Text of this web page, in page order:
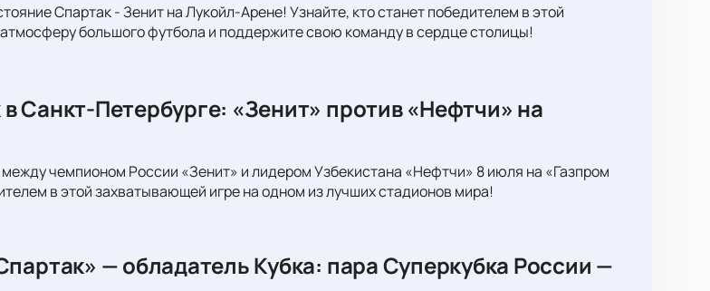
Спартак - Зенит на Лукойл-Арене! Узнайте, кто станет победителем в этой
большого футбола и поддержите свою команду в сердце столицы!
Санкт-Петербурге: «Зенит» против «Нефтчи» на
чемпионом России «Зенит» и лидером Узбекистана «Нефтчи» 8 июля на «Газпром
в этой захватывающей игре на одном из лучших стадионов мира!
— обладатель Кубка: пара Суперкубка России —